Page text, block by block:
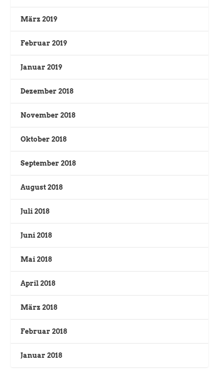
März 2019
Februar 2019
Januar 2019
Dezember 2018
November 2018
Oktober 2018
September 2018
August 2018
Juli 2018
Juni 2018
Mai 2018
April 2018
März 2018
Februar 2018
Januar 2018